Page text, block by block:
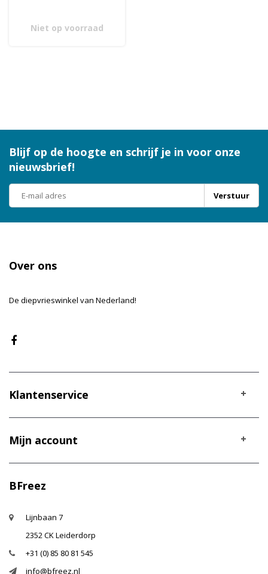
Niet op voorraad
Blijf op de hoogte en schrijf je in voor onze
nieuwsbrief!
Verstuur
Over ons
De diepvrieswinkel van Nederland!
Klantenservice
Mijn account
BFreez
Lijnbaan 7
2352 CK Leiderdorp
+31 (0) 85 80 81 545
info@bfreez.nl